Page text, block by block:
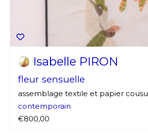
Isabelle PIRON
fleur sensuelle
assemblage textile et papier cousu
contemporain
€800,00